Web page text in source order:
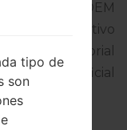
de MODEM
sistema operativo
8.1.0. Tutorial
firmware oficial
tipo de
son